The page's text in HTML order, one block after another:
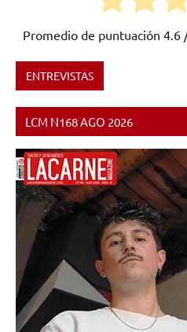
Promedio de puntuación 4.6/
Etiquetado
Extremadura ,
Flamenco,
flamenco
fusión,
MUM
2026
ENTREVISTAS
LCM N168 AGO 2026